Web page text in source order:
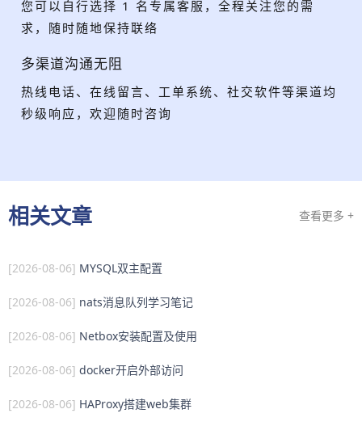
您可以自行选择 1 名专属客服，全程关注您的需
求，随时随地保持联络
多渠道沟通无阻
热线电话、在线留言、工单系统、社交软件等渠道均
秒级响应，欢迎随时咨询
相关文章 查看更多 +
[2026-08-06] MYSQL双主配置
[2026-08-06] nats消息队列学习笔记
[2026-08-06] Netbox安装配置及使用
[2026-08-06] docker开启外部访问
[2026-08-06] HAProxy搭建web集群